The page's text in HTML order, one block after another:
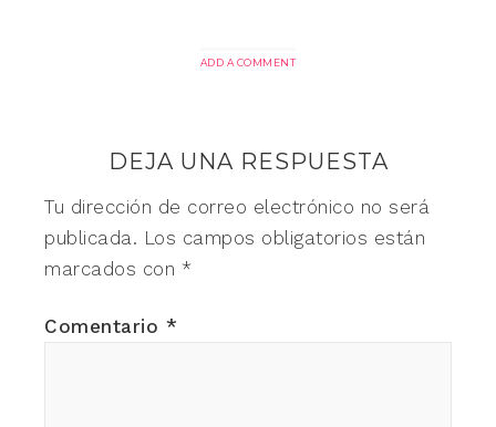
ADD A COMMENT
DEJA UNA RESPUESTA
Tu dirección de correo electrónico no será
publicada. Los campos obligatorios están
marcados con *
Comentario *